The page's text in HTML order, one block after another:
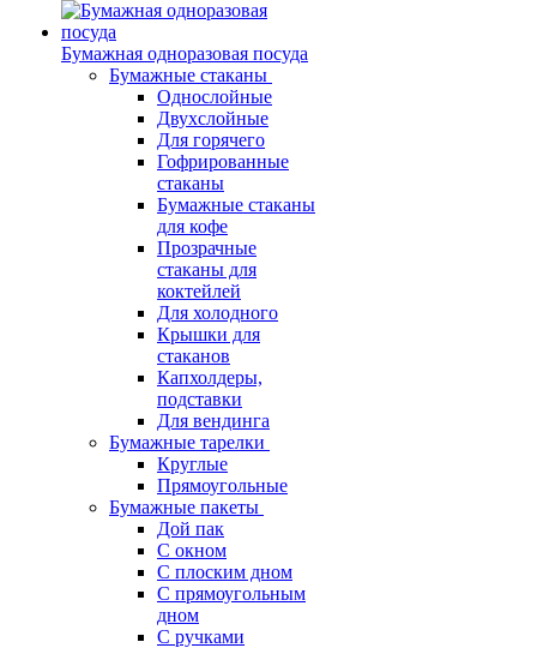
Бумажная одноразовая посуда
Бумажные стаканы
Однослойные
Двухслойные
Для горячего
Гофрированные
стаканы
Бумажные стаканы
для кофе
Прозрачные
стаканы для
коктейлей
Для холодного
Крышки для
стаканов
Капхолдеры,
подставки
Для вендинга
Бумажные тарелки
Круглые
Прямоугольные
Бумажные пакеты
Дой пак
С окном
С плоским дном
С прямоугольным
дном
С ручками